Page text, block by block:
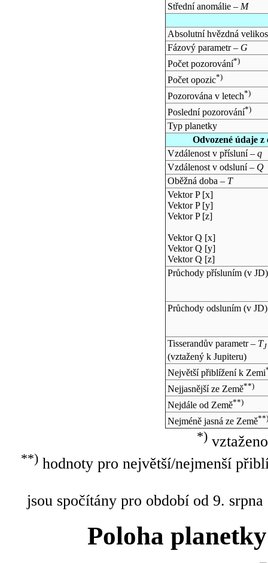
Střední anomálie – M
Absolutní hvězdná
Fázový parametr – G
Počet pozorování*)
Počet opozic*)
Pozorována v letech*)
Poslední pozorování*)
Typ planetky
Odvozené údaje
Vzdálenost v přísluní – q
Vzdálenost v odsluní – Q
Oběžná doba – T
Vektor P [x]
Vektor P [y]
Vektor P [z]
Vektor Q [x]
Vektor Q [y]
Vektor Q [z]
Průchody přísluním (v JD)
Průchody odsluním (v JD)
Tisserandův parametr – TJ
(vztažený k Jupiteru)
Největší přiblížení k Zemi
Nejjasnější ze Země**)
Nejdále od Země**)
Nejméně jasná ze Země**)
*)
**)hodnoty pro největší/nejmenší
jsou spočítány pro období od 9.
Poloha